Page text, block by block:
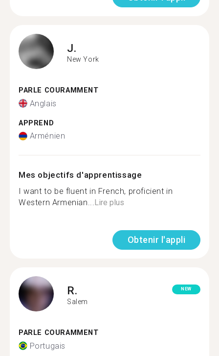
J.
New York
PARLE COURAMMENT
Anglais
APPREND
Arménien
Mes objectifs d'apprentissage
I want to be fluent in French, proficient in
Western Armenian...Lire plus
Obtenir l'appli
R.
Salem
NEW
PARLE COURAMMENT
Portugais